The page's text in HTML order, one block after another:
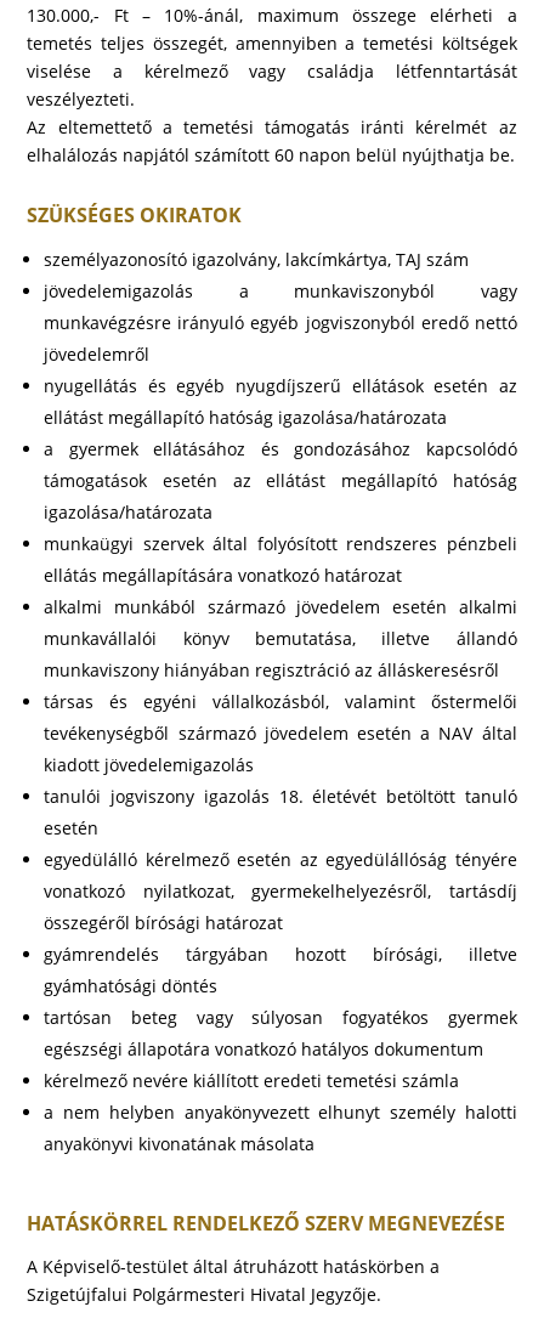
130.000,- Ft – 10%-ánál, maximum összege elérheti a
temetés teljes összegét, amennyiben a temetési költségek
viselése a kérelmező vagy családja létfenntartását
veszélyezteti.
Az eltemettető a temetési támogatás iránti kérelmét az
elhalálozás napjától számított 60 napon belül nyújthatja be.
SZÜKSÉGES OKIRATOK
személyazonosító igazolvány, lakcímkártya, TAJ szám
jövedelemigazolás a munkaviszonyból vagy
munkavégzésre irányuló egyéb jogviszonyból eredő nettó
jövedelemről
nyugellátás és egyéb nyugdíjszerű ellátások esetén az
ellátást megállapító hatóság igazolása/határozata
a gyermek ellátásához és gondozásához kapcsolódó
támogatások esetén az ellátást megállapító hatóság
igazolása/határozata
munkaügyi szervek által folyósított rendszeres pénzbeli
ellátás megállapítására vonatkozó határozat
alkalmi munkából származó jövedelem esetén alkalmi
munkavállalói könyv bemutatása, illetve állandó
munkaviszony hiányában regisztráció az álláskeresésről
társas és egyéni vállalkozásból, valamint őstermelői
tevékenységből származó jövedelem esetén a NAV által
kiadott jövedelemigazolás
tanulói jogviszony igazolás 18. életévét betöltött tanuló
esetén
egyedülálló kérelmező esetén az egyedülállóság tényére
vonatkozó nyilatkozat, gyermekelhelyezésről, tartásdíj
összegéről bírósági határozat
gyámrendelés tárgyában hozott bírósági, illetve
gyámhatósági döntés
tartósan beteg vagy súlyosan fogyatékos gyermek
egészségi állapotára vonatkozó hatályos dokumentum
kérelmező nevére kiállított eredeti temetési számla
a nem helyben anyakönyvezett elhunyt személy halotti
anyakönyvi kivonatának másolata
HATÁSKÖRREL RENDELKEZŐ SZERV MEGNEVEZÉSE
A Képviselő-testület által átruházott hatáskörben a
Szigetújfalui Polgármesteri Hivatal Jegyzője.